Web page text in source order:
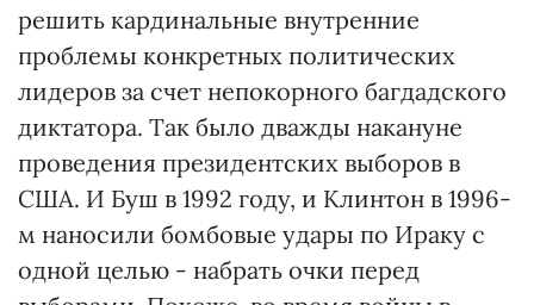
решить кардинальные внутренние
проблемы конкретных политических
лидеров за счет непокорного багдадского
диктатора. Так было дважды накануне
проведения президентских выборов в
США. И Буш в 1992 году, и Клинтон в 1996-
м наносили бомбовые удары по Ираку с
одной целью - набрать очки перед